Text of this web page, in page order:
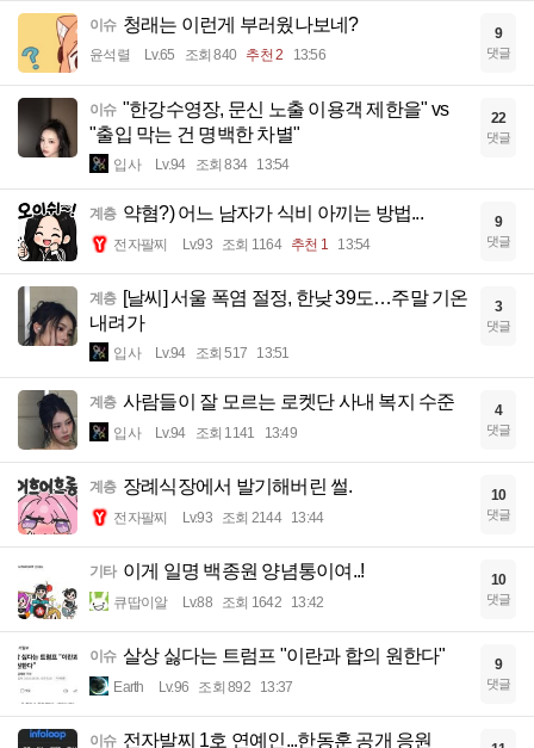
이슈 청래는 이런게 부러웠나보네?
윤석렬 Lv.65 조회 840 추천 2 13:56
9
댓글
이슈 "한강수영장, 문신 노출 이용객 제한을" vs
"출입 막는 건 명백한 차별"
입사 Lv.94 조회 834 13:54
22
댓글
계층 약혐?) 어느 남자가 식비 아끼는 방법...
전자팔찌 Lv.93 조회 1164 추천 1 13:54
9
댓글
계층 [날씨] 서울 폭염 절정, 한낮 39도…주말 기온
내려가
입사 Lv.94 조회 517 13:51
3
댓글
계층 사람들이 잘 모르는 로켓단 사내 복지 수준
입사 Lv.94 조회 1141 13:49
4
댓글
계층 장례식장에서 발기해버린 썰.
전자팔찌 Lv.93 조회 2144 13:44
10
댓글
기타 이게 일명 백종원 양념통이여..!
큐땁이알 Lv.88 조회 1642 13:42
10
댓글
이슈 살상 싫다는 트럼프 "이란과 합의 원한다"
Earth Lv.96 조회 892 13:37
9
댓글
이슈 전자발찌 1호 연예인...한동훈 공개 응원